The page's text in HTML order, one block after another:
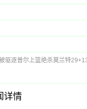
驱逐普尔上篮绝杀莫兰特
详情